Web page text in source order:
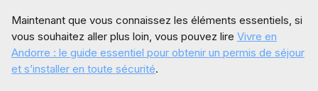
Maintenant que vous connaissez les éléments essentiels, si
vous souhaitez aller plus loin, vous pouvez lire Vivre en
Andorre : le guide essentiel pour obtenir un permis de séjour
et s’installer en toute sécurité.